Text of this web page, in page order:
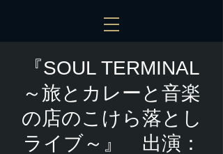
『SOUL TERMINAL
～旅とカレーと音楽
の店のこけら落とし
ライブ～』 出演：